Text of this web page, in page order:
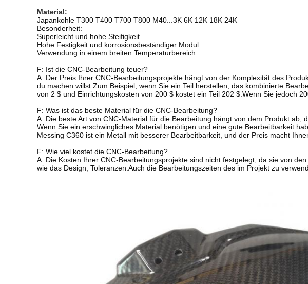
Material:
Japankohle T300 T400 T700 T800 M40...3K 6K 12K 18K 24K
Besonderheit:
Superleicht und hohe Steifigkeit
Hohe Festigkeit und korrosionsbeständiger Modul
Verwendung in einem breiten Temperaturbereich
F: Ist die CNC-Bearbeitung teuer?
A: Der Preis Ihrer CNC-Bearbeitungsprojekte hängt von der Komplexität des
du machen willst.Zum Beispiel, wenn Sie ein Teil herstellen, das kombinierte
von 2 $ und Einrichtungskosten von 200 $ kostet ein Teil 202 $.Wenn Sie jedoch
F: Was ist das beste Material für die CNC-Bearbeitung?
A: Die beste Art von CNC-Material für die Bearbeitung hängt von dem Produkt ab,
Wenn Sie ein erschwingliches Material benötigen und eine gute Bearbeitbarkeit
Messing C360 ist ein Metall mit besserer Bearbeitbarkeit, und der Preis macht
F: Wie viel kostet die CNC-Bearbeitung?
A: Die Kosten Ihrer CNC-Bearbeitungsprojekte sind nicht festgelegt, da sie von
wie das Design, Toleranzen.Auch die Bearbeitungszeiten des im Projekt zu